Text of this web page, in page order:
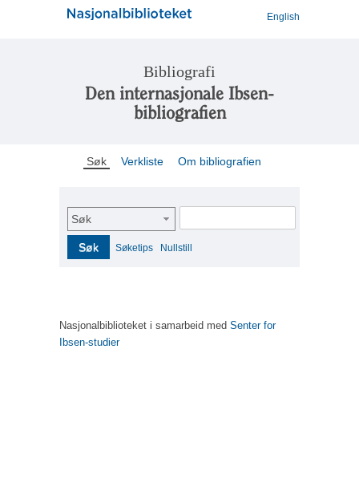
English
Bibliografi
Den internasjonale Ibsen-
bibliografien
Søk Verkliste Om bibliografien
Søk
Søk Søketips Nullstill
Nasjonalbiblioteket i samarbeid med Senter for
Ibsen-studier